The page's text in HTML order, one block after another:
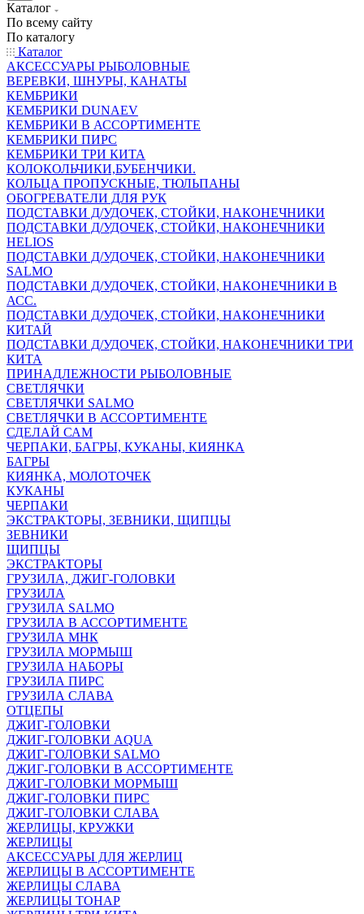
Каталог
По всему сайту
По каталогу
Каталог
АКСЕССУАРЫ РЫБОЛОВНЫЕ
ВЕРЕВКИ, ШНУРЫ, КАНАТЫ
КЕМБРИКИ
КЕМБРИКИ DUNAEV
КЕМБРИКИ В АССОРТИМЕНТЕ
КЕМБРИКИ ПИРС
КЕМБРИКИ ТРИ КИТА
КОЛОКОЛЬЧИКИ,БУБЕНЧИКИ.
КОЛЬЦА ПРОПУСКНЫЕ, ТЮЛЬПАНЫ
ОБОГРЕВАТЕЛИ ДЛЯ РУК
ПОДСТАВКИ Д/УДОЧЕК, СТОЙКИ, НАКОНЕЧНИКИ
ПОДСТАВКИ Д/УДОЧЕК, СТОЙКИ, НАКОНЕЧНИКИ
HELIOS
ПОДСТАВКИ Д/УДОЧЕК, СТОЙКИ, НАКОНЕЧНИКИ
SALMO
ПОДСТАВКИ Д/УДОЧЕК, СТОЙКИ, НАКОНЕЧНИКИ В
АСС.
ПОДСТАВКИ Д/УДОЧЕК, СТОЙКИ, НАКОНЕЧНИКИ
КИТАЙ
ПОДСТАВКИ Д/УДОЧЕК, СТОЙКИ, НАКОНЕЧНИКИ ТРИ
КИТА
ПРИНАДЛЕЖНОСТИ РЫБОЛОВНЫЕ
СВЕТЛЯЧКИ
СВЕТЛЯЧКИ SALMO
СВЕТЛЯЧКИ В АССОРТИМЕНТЕ
СДЕЛАЙ САМ
ЧЕРПАКИ, БАГРЫ, КУКАНЫ, КИЯНКА
БАГРЫ
КИЯНКА, МОЛОТОЧЕК
КУКАНЫ
ЧЕРПАКИ
ЭКСТРАКТОРЫ, ЗЕВНИКИ, ЩИПЦЫ
ЗЕВНИКИ
ЩИПЦЫ
ЭКСТРАКТОРЫ
ГРУЗИЛА, ДЖИГ-ГОЛОВКИ
ГРУЗИЛА
ГРУЗИЛА SALMO
ГРУЗИЛА В АССОРТИМЕНТЕ
ГРУЗИЛА МНК
ГРУЗИЛА МОРМЫШ
ГРУЗИЛА НАБОРЫ
ГРУЗИЛА ПИРС
ГРУЗИЛА СЛАВА
ОТЦЕПЫ
ДЖИГ-ГОЛОВКИ
ДЖИГ-ГОЛОВКИ AQUA
ДЖИГ-ГОЛОВКИ SALMO
ДЖИГ-ГОЛОВКИ В АССОРТИМЕНТЕ
ДЖИГ-ГОЛОВКИ МОРМЫШ
ДЖИГ-ГОЛОВКИ ПИРС
ДЖИГ-ГОЛОВКИ СЛАВА
ЖЕРЛИЦЫ, КРУЖКИ
ЖЕРЛИЦЫ
АКСЕССУАРЫ ДЛЯ ЖЕРЛИЦ
ЖЕРЛИЦЫ В АССОРТИМЕНТЕ
ЖЕРЛИЦЫ СЛАВА
ЖЕРЛИЦЫ ТОНАР